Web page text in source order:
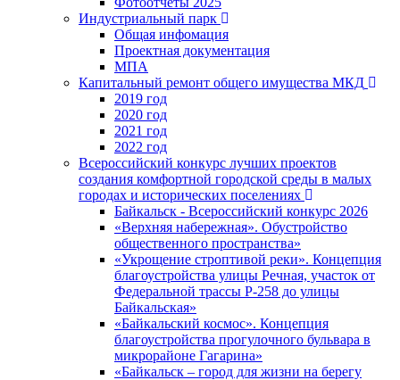
Индустриальный парк
Общая инфомация
Проектная документация
МПА
Капитальный ремонт общего имущества МКД
2019 год
2020 год
2021 год
2022 год
Всероссийский конкурс лучших проектов
создания комфортной городской среды в малых
городах и исторических поселениях
Байкальск - Всероссийский конкурс 2026
«Верхняя набережная». Обустройство
общественного пространства»
«Укрощение строптивой реки». Концепция
благоустройства улицы Речная, участок от
Федеральной трассы Р-258 до улицы
Байкальская»
«Байкальский космос». Концепция
благоустройства прогулочного бульвара в
микрорайоне Гагарина»
«Байкальск – город для жизни на берегу